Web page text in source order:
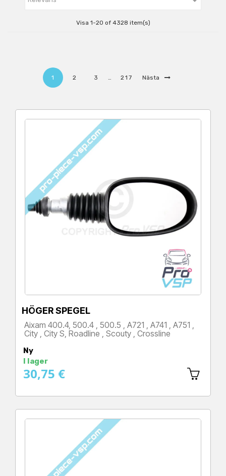
Visa 1-20 of 4328 item(s)
1 2 3 217 Nästa
HÖGER SPEGEL
Aixam 400.4, 500.4 , 500.5 , A721 , A741 , A751 ,
City , City S, Roadline , Scouty , Crossline
Ny
I lager
30,75 €